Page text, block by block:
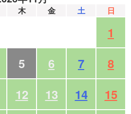
木 金 土 日
1
5 6 7
8
12 13 14
15